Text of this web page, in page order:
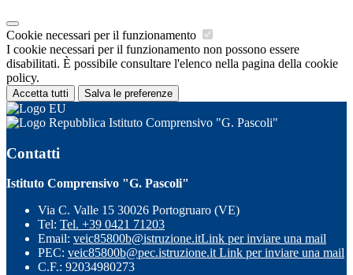
Cookie necessari per il funzionamento
I cookie necessari per il funzionamento non possono essere
disabilitati. È possibile consultare l'elenco nella pagina della cookie
policy.
Accetta tutti Salva le preferenze
Istituto Comprensivo "G. Pascoli"
Contatti
Istituto Comprensivo "G. Pascoli"
Via C. Valle 15 30026 Portogruaro (VE)
Tel: Tel. +39 0421 71203
Email: veic85800b@istruzione.itLink per inviare una mail
PEC: veic85800b@pec.istruzione.it Link per inviare una mail
C.F.: 92034980273